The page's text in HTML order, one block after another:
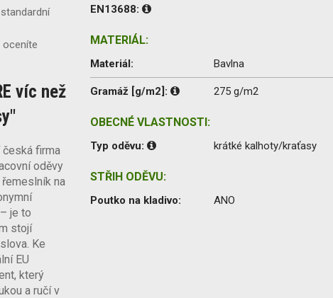
oceníte
víc než
firma
oděvy
na
je to
stojí
Ke
EU
který
a ručí v
EN13688:
MATERIÁL:
Materiál: Bavlna
Gramáž [g/m2]: 275 g/m2
OBECNÉ VLASTNOSTI:
Typ oděvu: krátké kalhoty/kraťasy
STŘIH ODĚVU:
Poutko na kladivo: ANO